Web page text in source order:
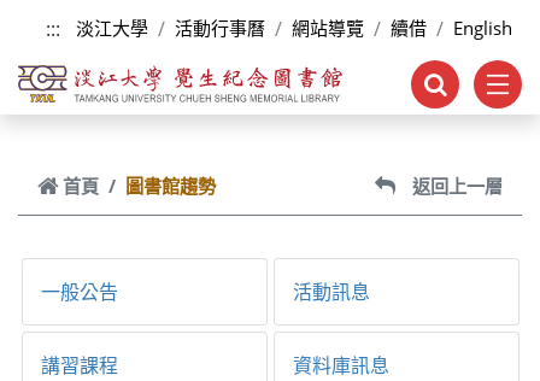
跳到主要內容
::: 淡江大學 活動行事曆 網站導覽 續借 English
首頁 圖書館趨勢 返回上一層
一般公告 活動訊息
講習課程 資料庫訊息